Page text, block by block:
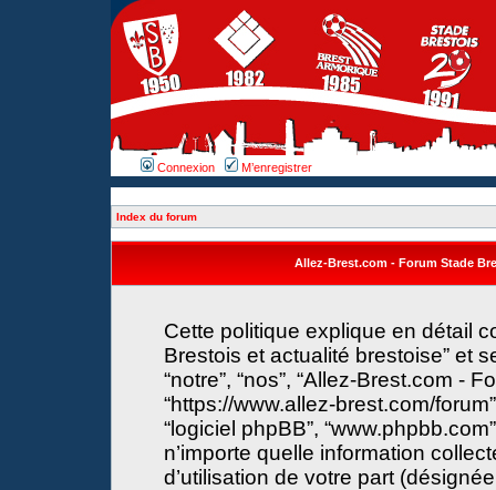
Connexion M’enregistrer
Index du forum
Allez-Brest.com - Forum Stade
Cette politique explique en détail
Brestois et actualité brestoise” et
“notre”, “nos”, “Allez-Brest.com -
“https://www.allez-brest.com/
“logiciel phpBB”,
n’importe quelle information
d’utilisation de votre part